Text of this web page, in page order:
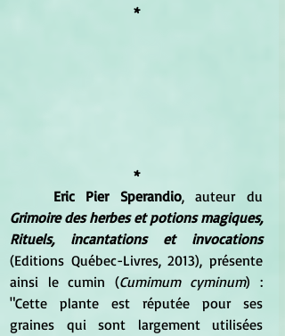
*
*
Eric Pier Sperandio
Grimoire des herbes et potions magiques,
Rituels, incantations et invocations
(Editions Québec-Livres, 2013), présente
ainsi le cumin (Cumimum cyminum) :
"Cette plante est réputée pour ses
graines qui sont largement utilisées